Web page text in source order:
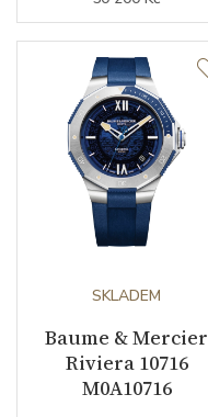
SKLADEM
Baume & Mercier
Riviera 10716
M0A10716